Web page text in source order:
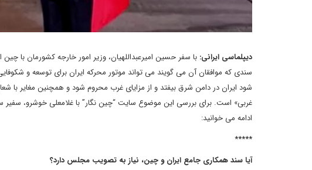
دیپلماسی ایرانی:
سندی که موافقان آن می گویند می تواند موتور محرکه ایران برای توسعه و
شود ایران در دامن شرق بیفتد و از مزایای غرب محروم شود و همچنین مغایر
غربی» است. برای بررسی این موضوع سایت “چین نگار” با غلامعلی خوشرو، سفیر
ادامه می خوانید:
*****
آیا سند همکاری جامع ایران و چین، نیاز به تصویب مجلس دارد؟